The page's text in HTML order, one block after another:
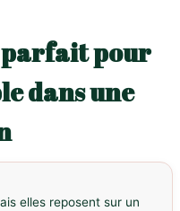
parfait pour
dans une
elles reposent sur un